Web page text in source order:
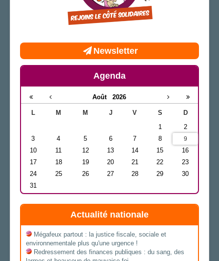
Newsletter
Agenda
Août 2026
L M M J V S
D
1
2
3
4 5 6 7 8 9
10 11 12 13 14 15
16
17
18 19 20 21 22
23
24
25 26 27 28 29
30
31
Actualité nationale
Mégafeux partout : la justice fiscale, sociale et
environnementale plus qu'une urgence !
Redressement des finances publiques : du sang, des